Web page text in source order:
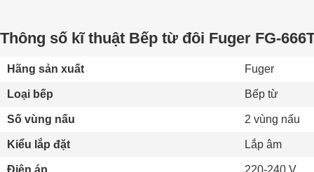
Thông số kĩ thuật Bếp từ đôi Fuger FG-
Hãng sản xuất Fuger
Loại bếp Bếp từ
Số vùng nấu 2 vùng nấu
Kiểu lắp đặt Lắp âm
Điện áp 220-240 V